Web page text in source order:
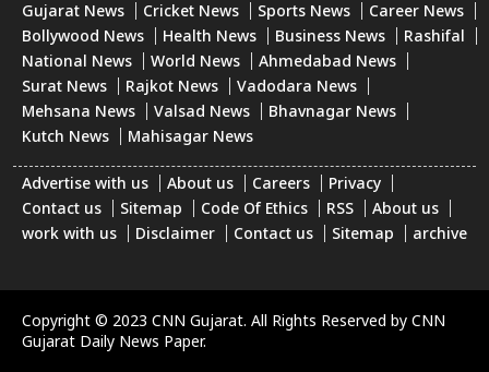
Gujarat News Cricket News Sports News
Career News
Bollywood News
Health News Business News
Rashifal
National News
World News
Ahmedabad News
Surat News
Rajkot News
Vadodara News
Mehsana News
Valsad News
Bhavnagar News
Kutch News
Mahisagar News
Advertise with us About us Careers
Privacy
Contact us
Sitemap Code Of Ethics RSS
About us
work with us
Disclaimer Contact us Sitemap archive
Copyright © 2023 CNN Gujarat. All Rights Reserved by CNN
Gujarat Daily News Paper.